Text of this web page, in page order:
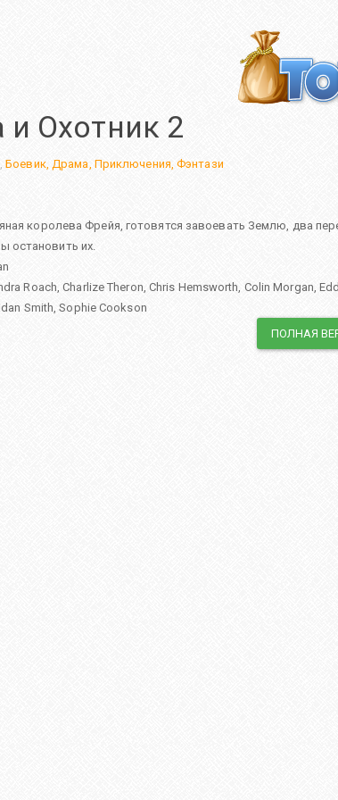
Охотник 2
,Боевик, Драма, Приключения,Фэнтази
королева Фрейя, готовятся завоевать Землю, два
остановить их.
Roach,Charlize Theron, Chris Hemsworth, Colin Morgan,
Smith,Sophie Cookson
ПОЛНАЯ